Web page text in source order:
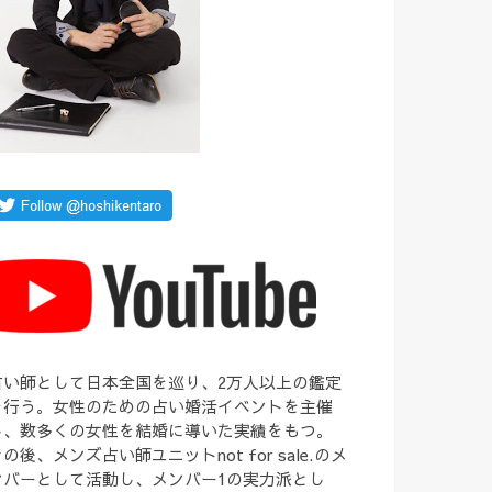
師として日本全国を巡り、2万人以上の鑑定
う。女性のための占い婚活イベントを主催
数多くの女性を結婚に導いた実績をもつ。
後、メンズ占い師ユニットnot for sale.のメ
ーとして活動し、メンバー1の実力派とし